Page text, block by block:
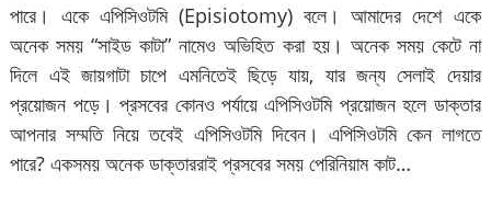
পারে। একে এপিসিওটমি (Episiotomy) বলে। আমাদের দেশে একে
অনেক সময় “সাইড কাটা” নামেও অভিহিত করা হয়। অনেক সময় কেটে না
দিলে এই জায়গাটা চাপে এমনিতেই ছিড়ে যায়, যার জন্য সেলাই দেয়ার
প্রয়োজন পড়ে। প্রসবের কোনও পর্যায়ে এপিসিওটমি প্রয়োজন হলে ডাক্তার
আপনার সম্মতি নিয়ে তবেই এপিসিওটমি দিবেন। এপিসিওটমি কেন লাগতে
পারে? একসময় অনেক ডাক্তাররাই প্রসবের সময় পেরিনিয়াম কাট…